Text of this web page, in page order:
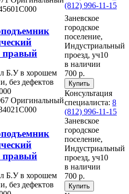
(812) 996-11-15
правый
Б.У в хорошем
без дефектов
Оригинальный
Заневское
городское
поселение,
Индустриальный
проезд, уч10
в наличии
700 р.
Консультация
специалиста: 8
(812) 996-11-15
правый
Б.У в хорошем
без дефектов
Заневское
городское
поселение,
Индустриальный
проезд, уч10
в наличии
700 р.